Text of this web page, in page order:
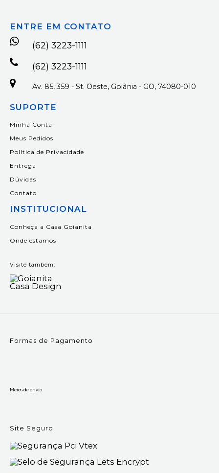
ENTRE EM CONTATO
(62) 3223-1111
(62) 3223-1111
Av. 85, 359 - St. Oeste, Goiânia - GO, 74080-010
SUPORTE
Minha Conta
Meus Pedidos
Política de Privacidade
Entrega
Dúvidas
Contato
INSTITUCIONAL
Conheça a Casa Goianita
Onde estamos
Visite também:
Formas de Pagamento
Meios de envio
Site Seguro